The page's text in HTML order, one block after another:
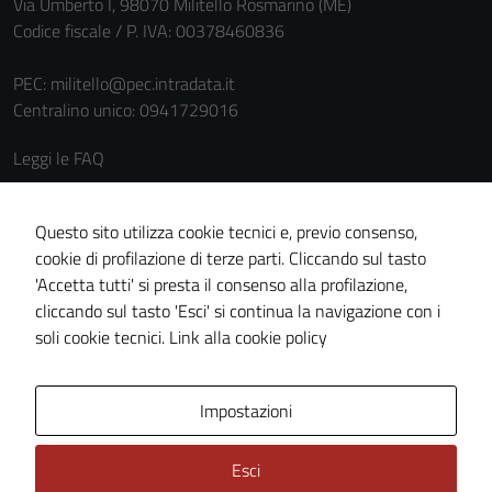
Codice fiscale / P. IVA: 00378460836
PEC: militello@pec.intradata.it
Centralino unico: 0941729016
Leggi le FAQ
Segnalazione disservizio
Richiesta assistenza
Amministrazione trasparente
Informativa privacy
Dichiarazione di accessibilità
Piano di miglioramento del sito
Questo sito utilizza cookie tecnici e, previo consenso,
cookie di profilazione di terze parti. Cliccando sul tasto
'Accetta tutti' si presta il consenso alla profilazione,
cliccando sul tasto 'Esci' si continua la navigazione con i
soli cookie tecnici. Link alla cookie policy
Impostazioni
Esci